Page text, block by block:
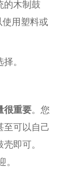
的木制鼓
用塑料或
。
很重要。您
至可以自己
即可。